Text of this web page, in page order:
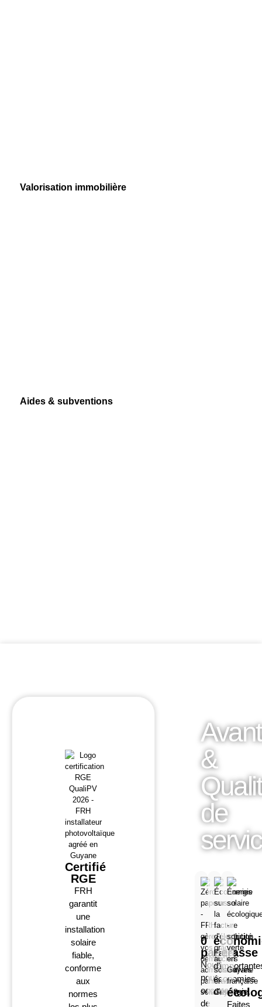
Valorisation immobilière
Aides & subventions
Certifié
RGE
FRH
garantit
une
installation
solaire
fiable,
conforme
aux
normes
&
de
0
paperasse
Nous
nous
occupons
de
Faites
économies
d’énergie.
Faites